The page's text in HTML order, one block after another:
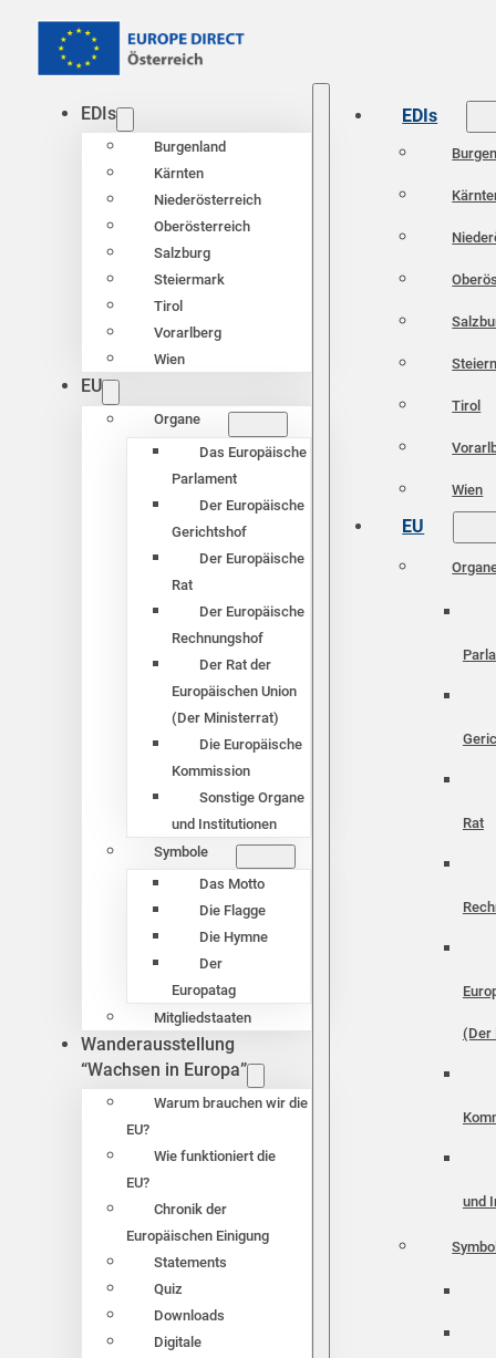
EDIs
Burgenland
Kärnten
Niederösterreich
Oberösterreich
Salzburg
Steiermark
Tirol
Vorarlberg
Wien
EU
Organe
Das Europäische
Parlament
Der Europäische
Gerichtshof
Der Europäische
Rat
Der Europäische
Rechnungshof
Der Rat der
Europäischen Union
(Der Ministerrat)
Die Europäische
Kommission
Sonstige Organe
und Institutionen
Symbole
Das Motto
Die Flagge
Die Hymne
Der
Europatag
Mitgliedstaaten
Wanderausstellung
“Wachsen in Europa”
Warum brauchen wir die
EU?
Wie funktioniert die
EU?
Chronik der
Europäischen Einigung
Statements
Quiz
Downloads
Digitale
EDIs
Tirol
Wien
EU
Rat
(Der
und